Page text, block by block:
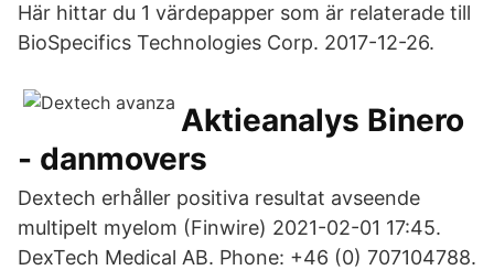
Här hittar du 1 värdepapper som är relaterade till
BioSpecifics Technologies Corp. 2017-12-26.
Aktieanalys Binero
- danmovers
Dextech erhåller positiva resultat avseende
multipelt myelom (Finwire) 2021-02-01 17:45.
DexTech Medical AB. Phone: +46 (0) 707104788.